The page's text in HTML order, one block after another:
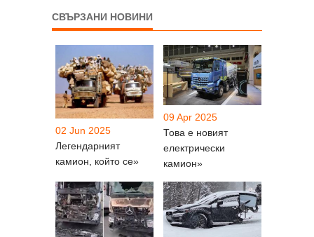
СВЪРЗАНИ НОВИНИ
02 Jun 2025
Легендарният
камион, който се»
09 Apr 2025
Това е новият
електрически
камион»